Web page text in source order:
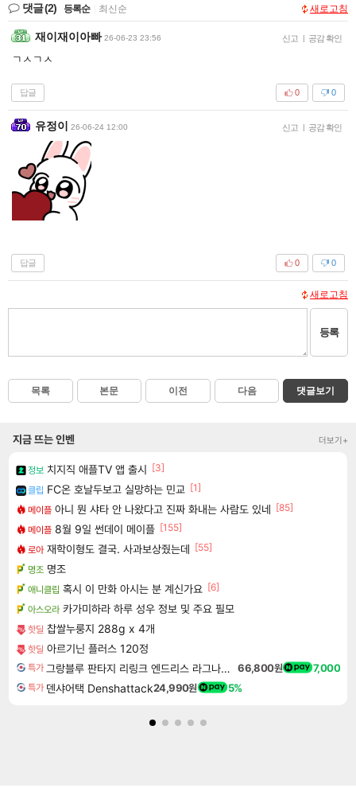
댓글(2) 등록순 최신순 새로고침
재이재이아빠 26-06-23 23:56 신고 | 공감 확인
ㄱㅅㄱㅅ
답글 0
0
유정이 26-06-24 12:00 신고 | 공감 확인
답글 0
0
새로고침
등록
목록 본문 이전 다음 댓글보기
지금 뜨는 인벤 더보기+
정보 치지직 애플TV 앱 출시 [3]
클립 FC온 호날두보고 실망하는 민교 [1]
메이플 아니 뭔 샤타 안 나왔다고 진짜 화내는 사람도 있네 [85]
메이플 8월 9일 썬데이 메이플 [155]
로아 재학이형도 결국. 사과보상줬는데 [55]
명조 명조
애니클립 혹시 이 만화 아시는 분 계신가요 [6]
아스오라 카가미하라 하루 성우 정보 및 주요 필모
핫딜 찹쌀누룽지 288g x 4개
핫딜 아르기닌 플러스 120정
특가 그랑블루 판타지 리링크 엔드리스 라그나로크 Granblue Fantasy Relink Endless Ragnarok 66,800원 7,000
특가 덴샤어택 Denshattack24,990원 5%